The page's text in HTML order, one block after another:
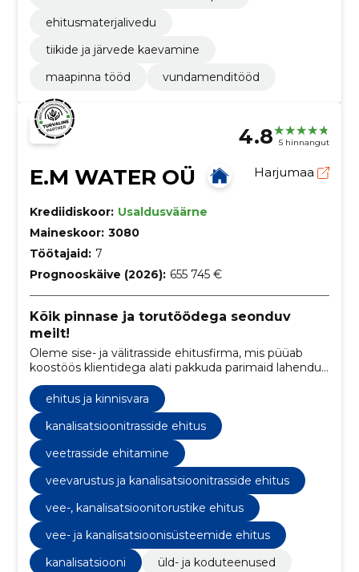
ehitusmaterjalivedu
tiikide ja järvede kaevamine
maapinna tööd
vundamenditööd
4.8 5 hinnangut
E.M WATER OÜ Harjumaa
Krediidiskoor: Usaldusväärne
Maineskoor: 3080
Töötajaid: 7
Prognooskäive (2026): 655 745 €
Kõik pinnase ja torutöödega seonduv
meilt!
Oleme sise- ja välitrasside ehitusfirma, mis püüab
koostöös klientidega alati pakkuda parimaid lahendusi
ja teostust, kasutades keskkonnasäästlikke
meetodeid ning kaasaegseid, vastupidavaid ja
sertifitseeritud materjale.
ehitus ja kinnisvara
kanalisatsioonitrasside ehitus
veetrasside ehitamine
veevarustus ja kanalisatsioonitrasside ehitus
vee-, kanalisatsioonitorustike ehitus
vee- ja kanalisatsioonisüsteemide ehitus
kanalisatsiooni
üld- ja koduteenused